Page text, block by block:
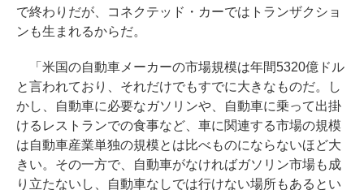
で終わりだが、コネクテッド・カーではトランザクショ
ンも生まれるからだ。
「米国の自動車メーカーの市場規模は年間5320億ドル
と言われており、それだけでもすでに大きなものだ。し
かし、自動車に必要なガソリンや、自動車に乗って出掛
けるレストランでの食事など、車に関連する市場の規模
は自動車産業単独の規模とは比べものにならないほど大
きい。その一方で、自動車がなければガソリン市場も成
り立たないし、自動車なしでは行けない場所もあるとい